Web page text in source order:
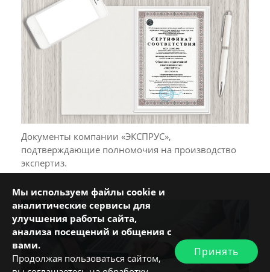
Документы компании «ЭКСПРУС»,
подтверждающие полномочия на производство
экспертиз.
Мы используем файлы cookie и
аналитические сервисы для
улучшения работы сайта,
анализа посещений и общения с
вами.
Продолжая пользоваться сайтом,
Принять